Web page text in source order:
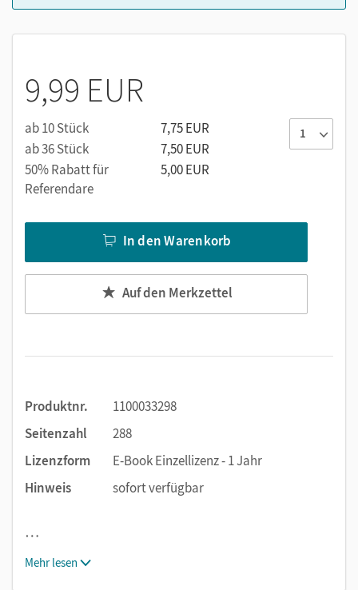
Erklärfilme (zu verschiedenen Grammatikthemen und
Fertigkeiten)
More info
9,99 EUR
ab 10 Stück
7,75 EUR
ab 36 Stück
7,50 EUR
50% Rabatt für
Referendare
5,00 EUR
In den Warenkorb
Auf den Merkzettel
Produktnr.
1100033298
Seitenzahl
288
Lizenzform
E-Book Einzellizenz - 1 Jahr
Hinweis
sofort verfügbar
…
Mehr lesen